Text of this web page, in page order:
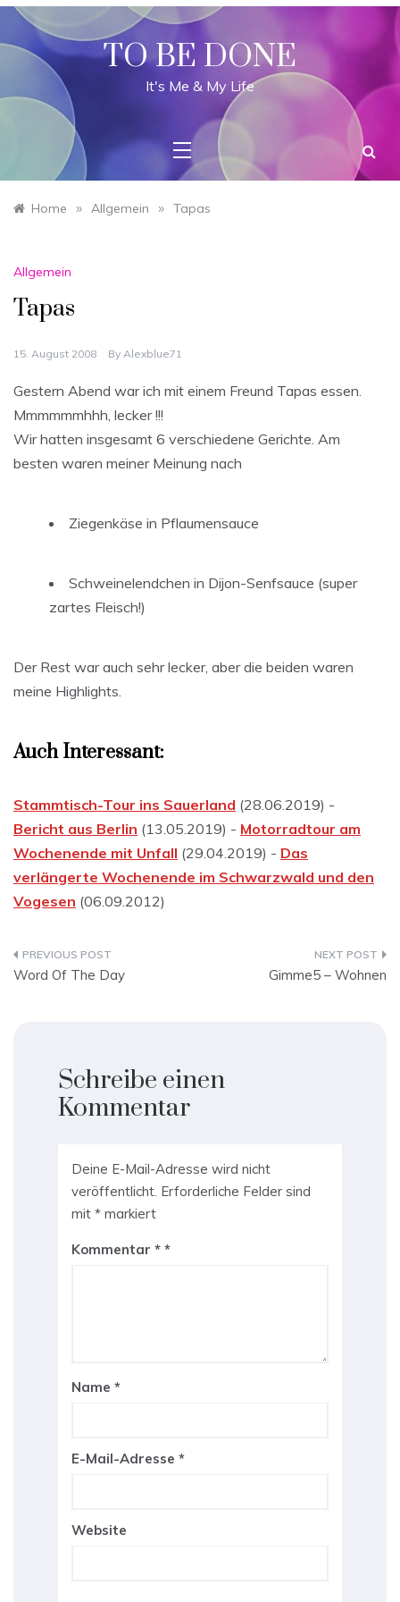
Skip
content
TO BE DONE
It's Me & My Life
Home » Allgemein » Tapas
Allgemein
Tapas
15. August 2008 By Alexblue71
Gestern Abend war ich mit einem Freund Tapas essen.
Mmmmmmhhh, lecker !!!
Wir hatten insgesamt 6 verschiedene Gerichte. Am
besten waren meiner Meinung nach
Ziegenkäse in Pflaumensauce
Schweinelendchen in Dijon-Senfsauce (super
zartes Fleisch!)
Der Rest war auch sehr lecker, aber die beiden waren
meine Highlights.
Auch Interessant:
Stammtisch-Tour ins Sauerland (28.06.2019) -
Bericht aus Berlin (13.05.2019) - Motorradtour am
Wochenende mit Unfall (29.04.2019) - Das
verlängerte Wochenende im Schwarzwald und den
Vogesen (06.09.2012)
Beitragsnavigation
Word Of The Day Gimme5 – Wohnen
Schreibe einen
Kommentar
Deine E-Mail-Adresse wird nicht
veröffentlicht. Erforderliche Felder sind
mit * markiert
Kommentar *
Name *
E-Mail-Adresse *
Website